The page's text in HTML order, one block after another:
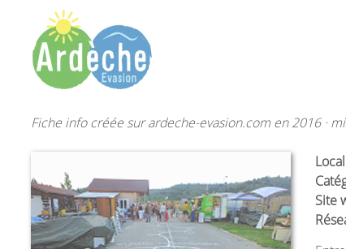
Fiche info créée sur ardeche-evasion.com en 2016 ·
Site